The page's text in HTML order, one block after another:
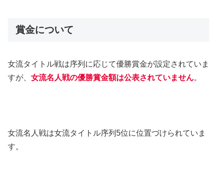
賞金について
女流タイトル戦は序列に応じて優勝賞金が設定されていま
すが、 女流名人戦の優勝賞金額は公表されていません。
女流名人戦は女流タイトル序列5位に位置づけられていま
す。